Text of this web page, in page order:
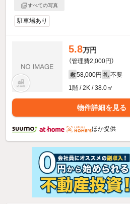
すべての写真
駐車場あり
5.8万円
（管理費2,000円）
敷 58,000円 礼 不要
1階 / 2K / 38.0㎡
物件詳細を見る
ほか提供